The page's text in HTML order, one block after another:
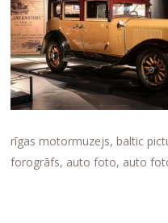
rīgas motormuzejs, baltic
forogrāfs, auto foto, auto